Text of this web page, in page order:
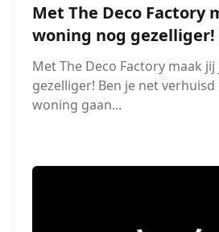
Met The Deco Factory
woning nog gezelliger!
Met The Deco Factory maak
gezelliger! Ben je net
woning gaan...